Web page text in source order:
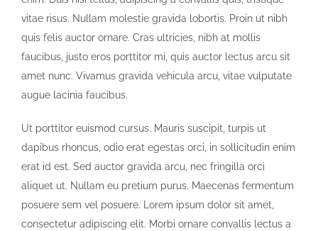
vitae risus. Nullam molestie gravida lobortis. Proin ut nibh
quis felis auctor ornare. Cras ultricies, nibh at mollis
faucibus, justo eros porttitor mi, quis auctor lectus arcu sit
amet nunc. Vivamus gravida vehicula arcu, vitae vulputate
augue lacinia faucibus.
Ut porttitor euismod cursus. Mauris suscipit, turpis ut
dapibus rhoncus, odio erat egestas orci, in sollicitudin enim
erat id est. Sed auctor gravida arcu, nec fringilla orci
aliquet ut. Nullam eu pretium purus. Maecenas fermentum
posuere sem vel posuere. Lorem ipsum dolor sit amet,
consectetur adipiscing elit. Morbi ornare convallis lectus a